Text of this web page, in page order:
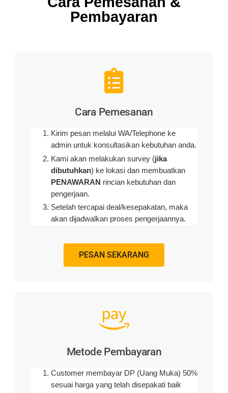
Pembayaran
Cara Pemesanan
Kirim pesan melalui WA/Telephone ke
admin untuk konsultasikan kebutuhan anda.
Kami akan melakukan survey (jika
dibutuhkan) ke lokasi dan membuatkan
PENAWARAN rincian kebutuhan dan
pengerjaan.
Setelah tercapai deal/kesepakatan, maka
akan dijadwalkan proses pengerjaannya.
PESAN SEKARANG
Metode Pembayaran
Customer membayar DP (Uang Muka) 50%
sesuai harga yang telah disepakati baik